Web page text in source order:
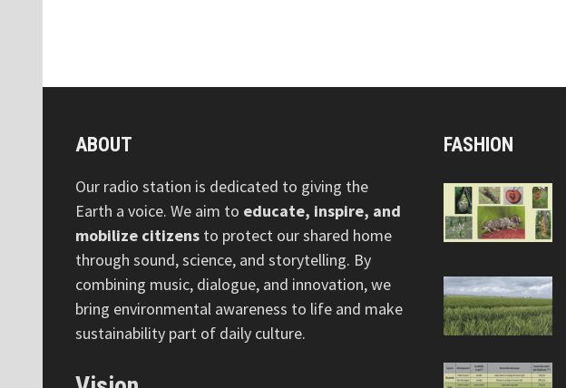
ABOUT
Our radio station is dedicated to giving the
Earth a voice. We aim to educate, inspire, and
mobilize citizensto protect our shared home
through sound, science, and storytelling. By
combining music, dialogue, and innovation, we
bring environmental awareness to life and make
sustainability part of daily culture.
FASHION